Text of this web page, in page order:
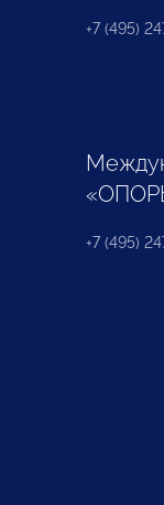
+7 (495)
+7 (495)